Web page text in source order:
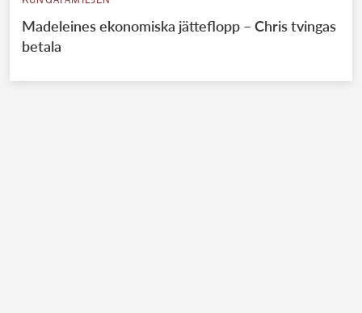
Madeleines ekonomiska jätteflopp – Chris tvingas
betala